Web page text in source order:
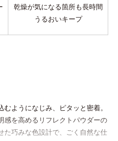
乾燥が気になる箇所も長時間
うるおいキープ
ようになじみ、ピタッと密着。
感を高めるリフレクトパウダーの
た巧みな色設計で、ごく自然な仕